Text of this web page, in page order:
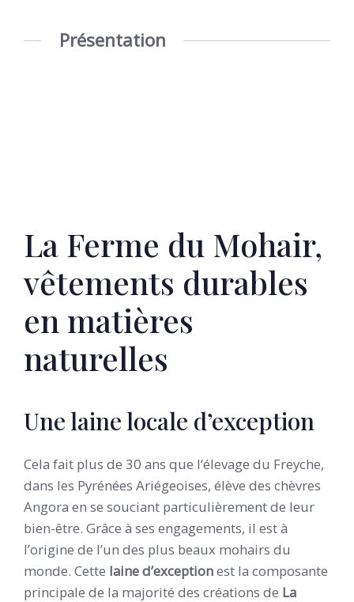
Présentation
La Ferme du Mohair,
vêtements durables
en matières
naturelles
Une laine locale d’exception
Cela fait plus de 30 ans que l’élevage du Freyche,
dans les Pyrénées Ariégeoises, élève des chèvres
Angora en se souciant particulièrement de leur
bien-être. Grâce à ses engagements, il est à
l’origine de l’un des plus beaux mohairs du
monde. Cette laine d’exceptionest la composante
principale de la majorité des créations de La